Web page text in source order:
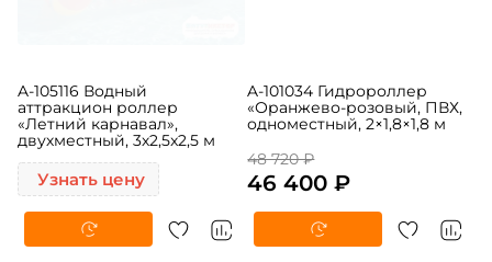
A-105116 Водный
аттракцион роллер
«Летний карнавал»,
Узнать цену
A-101034 Гидророллер
«Оранжево-розовый, ПВХ,
48 720 ₽
46 400 ₽